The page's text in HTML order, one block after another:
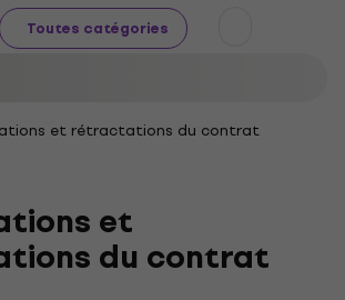
Toutes catégories
et rétractations du contrat
et
du contrat